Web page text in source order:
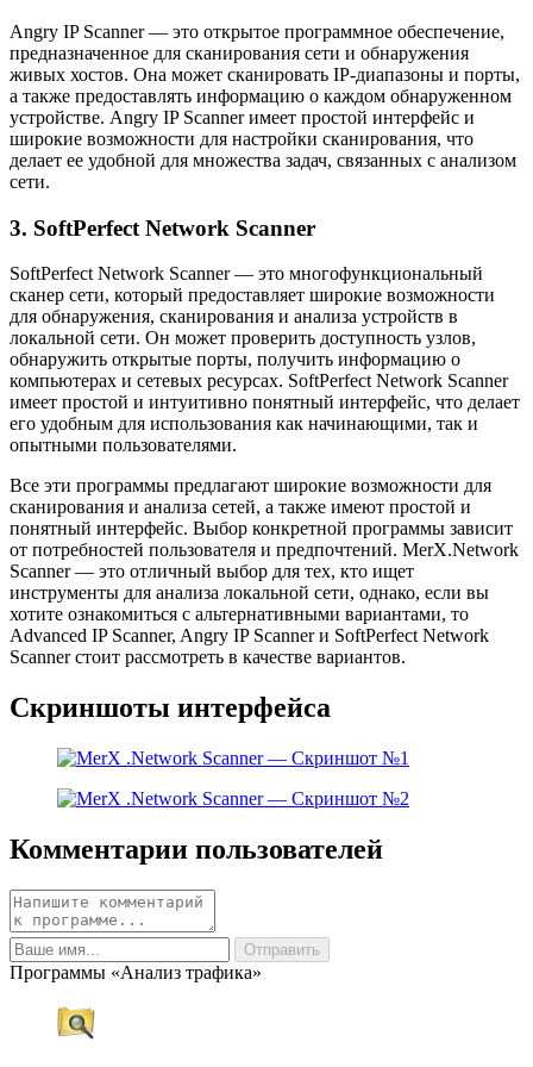
Angry IP Scanner — это открытое программное обеспечение,
предназначенное для сканирования сети и обнаружения
живых хостов. Она может сканировать IP-диапазоны и порты,
а также предоставлять информацию о каждом обнаруженном
устройстве. Angry IP Scanner имеет простой интерфейс и
широкие возможности для настройки сканирования, что
делает ее удобной для множества задач, связанных с анализом
сети.
3. SoftPerfect Network Scanner
SoftPerfect Network Scanner — это многофункциональный
сканер сети, который предоставляет широкие возможности
для обнаружения, сканирования и анализа устройств в
локальной сети. Он может проверить доступность узлов,
обнаружить открытые порты, получить информацию о
компьютерах и сетевых ресурсах. SoftPerfect Network Scanner
имеет простой и интуитивно понятный интерфейс, что делает
его удобным для использования как начинающими, так и
опытными пользователями.
Все эти программы предлагают широкие возможности для
сканирования и анализа сетей, а также имеют простой и
понятный интерфейс. Выбор конкретной программы зависит
от потребностей пользователя и предпочтений. MerX.Network
Scanner — это отличный выбор для тех, кто ищет
инструменты для анализа локальной сети, однако, если вы
хотите ознакомиться с альтернативными вариантами, то
Advanced IP Scanner, Angry IP Scanner и SoftPerfect Network
Scanner стоит рассмотреть в качестве вариантов.
Скриншоты интерфейса
Комментарии пользователей
Программы «Анализ трафика»